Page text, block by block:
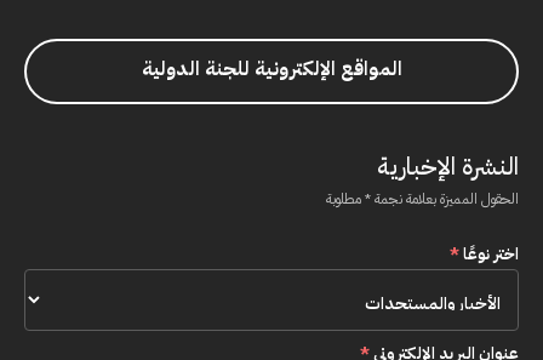
المواقع الإلكترونية للجنة الدولية
النشرة الإخبارية
الحقول المميزة بعلامة نجمة * مطلوبة
اختر نوعًا*
عنوان البريد الإلكتروني*